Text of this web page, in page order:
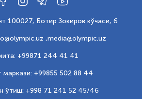
100027, Ботир Зокиров кўчаси, 6
,media@olympic.uz
+99871 244 41 41
маркази: +99855 502 88 44
ўтиш: +998 71 241 52 45/46